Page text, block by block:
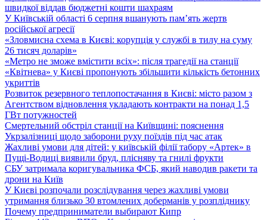
швидкої віддав бюджетні кошти шахраям
У Київській області 6 серпня вшанують пам’ять жертв
російської агресії
«Зловмисна схема в Києві: корупція у службі в тилу на суму
26 тисяч доларів»
«Метро не зможе вмістити всіх»: після трагедії на станції
«Квітнева» у Києві пропонують збільшити кількість бетонних
укриттів
Розвиток резервного теплопостачання в Києві: місто разом з
Агентством відновлення укладають контракти на понад 1,5
ГВт потужностей
Смертельний обстріл станції на Київщині: пояснення
Укрзалізниці щодо заборони руху поїздів під час атак
Жахливі умови для дітей: у київській філії табору «Артек» в
Пущі-Водиці виявили бруд, плісняву та гнилі фрукти
СБУ затримала коригувальника ФСБ, який наводив ракети та
дрони на Київ
У Києві розпочали розслідування через жахливі умови
утримання близько 30 втомлених доберманів у розпліднику
Почему предприниматели выбирают Кипр